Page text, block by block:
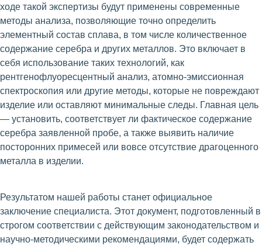
ходе такой экспертизы будут применены современные
методы анализа, позволяющие точно определить
элементный состав сплава, в том числе количественное
содержание серебра и других металлов. Это включает в
себя использование таких технологий, как
рентгенофлуоресцентный анализ, атомно-эмиссионная
спектроскопия или другие методы, которые не повреждают
изделие или оставляют минимальные следы. Главная цель
— установить, соответствует ли фактическое содержание
серебра заявленной пробе, а также выявить наличие
посторонних примесей или вовсе отсутствие драгоценного
металла в изделии.
Результатом нашей работы станет официальное
заключение специалиста. Этот документ, подготовленный в
строгом соответствии с действующим законодательством и
научно-методическими рекомендациями, будет содержать